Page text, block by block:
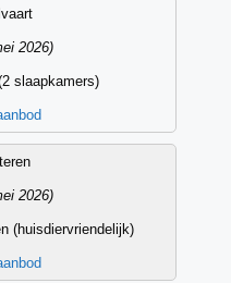
2026)
slaapkamers)
2026)
(huisdiervriendelijk)